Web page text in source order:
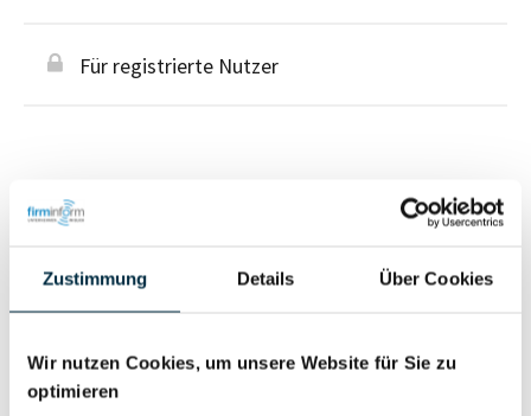
Zustimmung Details Über Cookies
Wir nutzen Cookies, um unsere Website für Sie zu
optimieren
Für registrierte Nutzer
Geschäftsführer (1)
Nutzer